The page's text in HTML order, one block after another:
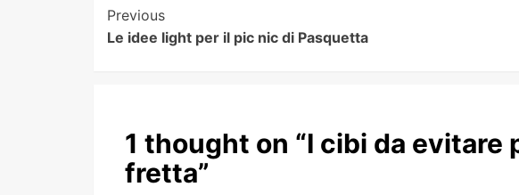
Post
Navigation
Previous
Le idee light per il pic nic di Pasquetta
1 thought on “I cibi da evitare
fretta”